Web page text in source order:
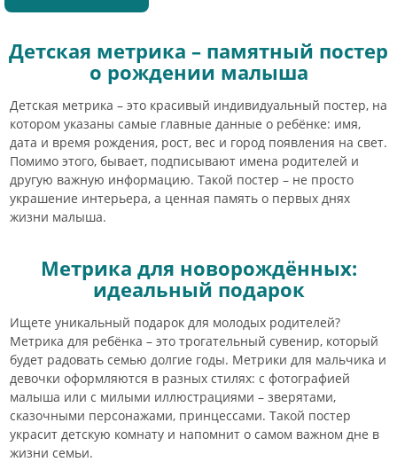
Детская метрика – памятный постер
о рождении малыша
Детская метрика – это красивый индивидуальный постер, на
котором указаны самые главные данные о ребёнке: имя,
дата и время рождения, рост, вес и город появления на свет.
Помимо этого, бывает, подписывают имена родителей и
другую важную информацию. Такой постер – не просто
украшение интерьера, а ценная память о первых днях
жизни малыша.
Метрика для новорождённых:
идеальный подарок
Ищете уникальный подарок для молодых родителей?
Метрика для ребёнка – это трогательный сувенир, который
будет радовать семью долгие годы. Метрики для мальчика и
девочки оформляются в разных стилях: с фотографией
малыша или с милыми иллюстрациями – зверятами,
сказочными персонажами, принцессами. Такой постер
украсит детскую комнату и напомнит о самом важном дне в
жизни семьи.